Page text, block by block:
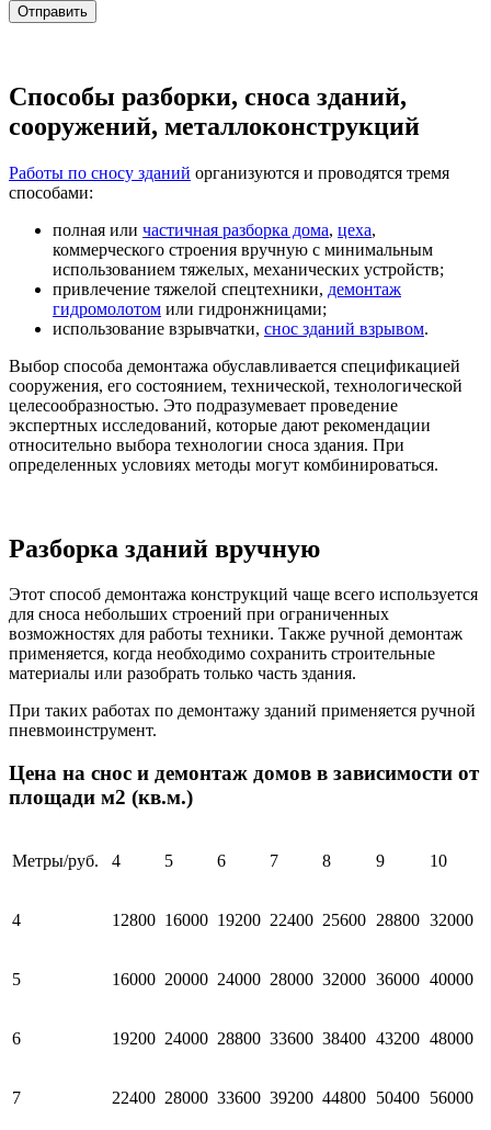
Способы разборки, сноса зданий,
сооружений, металлоконструкций
Работы по сносу зданий организуются и проводятся тремя
способами:
полная или частичная разборка дома, цеха,
коммерческого строения вручную с минимальным
использованием тяжелых, механических устройств;
привлечение тяжелой спецтехники, демонтаж
гидромолотом или гидронжницами;
использование взрывчатки, снос зданий взрывом.
Выбор способа демонтажа обуславливается спецификацией
сооружения, его состоянием, технической, технологической
целесообразностью. Это подразумевает проведение
экспертных исследований, которые дают рекомендации
относительно выбора технологии сноса здания. При
определенных условиях методы могут комбинироваться.
Разборка зданий вручную
Этот способ демонтажа конструкций чаще всего используется
для сноса небольших строений при ограниченных
возможностях для работы техники. Также ручной демонтаж
применяется, когда необходимо сохранить строительные
материалы или разобрать только часть здания.
При таких работах по демонтажу зданий применяется ручной
пневмоинструмент.
Цена на снос и демонтаж домов в зависимости от
площади м2 (кв.м.)
Метры/руб. 4 5 6 7 8 9 10
4 12800 16000 19200 22400 25600 28800 32000
5 16000 20000 24000 28000 32000 36000 40000
6 19200 24000 28800 33600 38400 43200 48000
7 22400 28000 33600 39200 44800 50400 56000